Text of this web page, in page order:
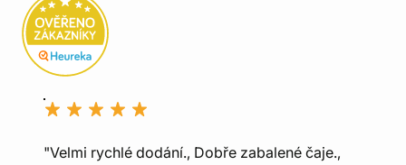
"Velmi rychlé dodání., Dobře zabalené čaje.,